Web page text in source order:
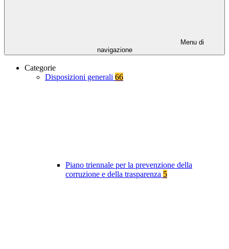
Menu di
navigazione
Categorie
Disposizioni generali 66
Piano triennale per la prevenzione della
corruzione e della trasparenza 5